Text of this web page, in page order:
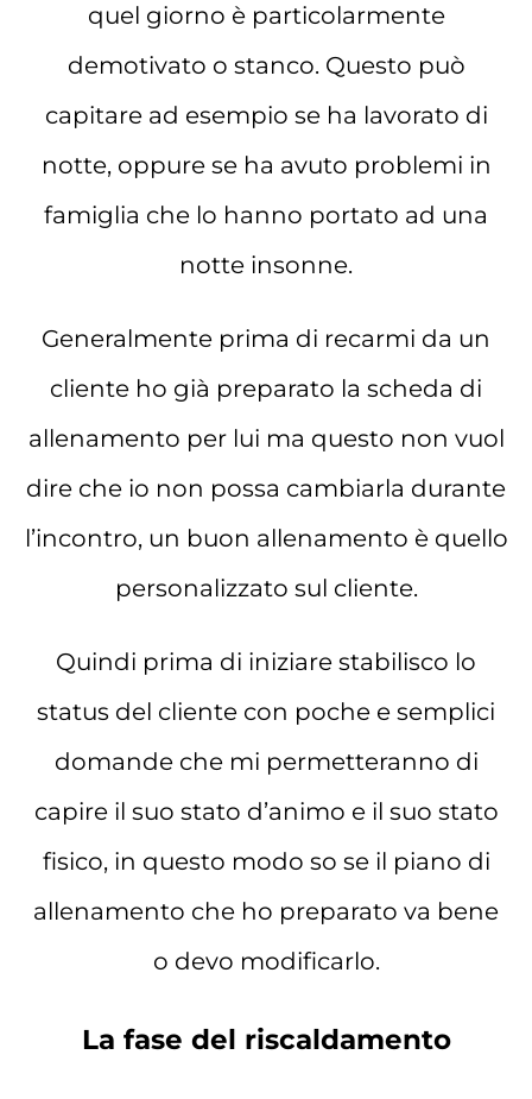
quel giorno è particolarmente
demotivato o stanco. Questo può
capitare ad esempio se ha lavorato di
notte, oppure se ha avuto problemi in
famiglia che lo hanno portato ad una
notte insonne.
Generalmente prima di recarmi da un
cliente ho già preparato la scheda di
allenamento per lui ma questo non vuol
dire che io non possa cambiarla durante
l’incontro, un buon allenamento è quello
personalizzato sul cliente.
Quindi prima di iniziare stabilisco lo
status del cliente con poche e semplici
domande che mi permetteranno di
capire il suo stato d’animo e il suo stato
fisico, in questo modo so se il piano di
allenamento che ho preparato va bene
o devo modificarlo.
La fase del riscaldamento